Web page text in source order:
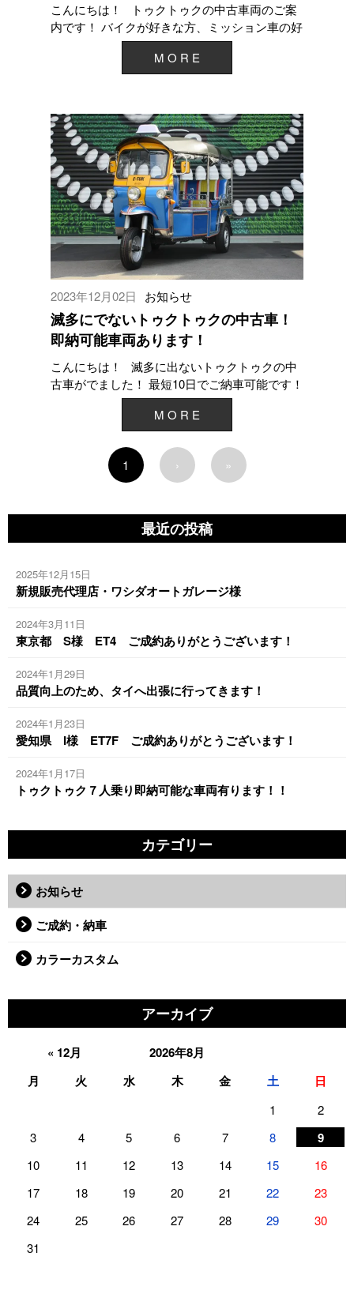
こんにちは！ トゥクトゥクの中古車両のご案
内です！ バイクが好きな方、ミッション車の好
きな方必見！！ 珍しいミッション車両が入...
M O R E
2023年12月02日 お知らせ
滅多にでないトゥクトゥクの中古車！
即納可能車両あります！
こんにちは！ 滅多に出ないトゥクトゥクの中
古車がでました！ 最短10日でご納車可能です！
ET4 ４人乗り R2...
M O R E
1 › »
最近の投稿
新規販売代理店・ワシダオートガレージ様
2025年12月15日
東京都 S様 ET4 ご成約ありがとうございます！
2024年3月11日
品質向上のため、タイへ出張に行ってきます！
2024年1月29日
愛知県 I様 ET7F ご成約ありがとうございます！
2024年1月23日
トゥクトゥク７人乗り即納可能な車両有ります！！
2024年1月17日
カテゴリー
お知らせ
ご成約・納車
カラーカスタム
アーカイブ
2026年8月
月
火 水 木 金 土 日
1
2
3
4 5 6 7 8 9
10 11 12 13 14 15
16
17
18 19 20 21 22
23
24
25 26 27 28 29
30
31
« 12月